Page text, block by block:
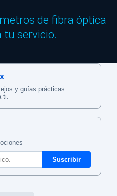
de fibra óptica
tu servicio.
y guías prácticas
ti.